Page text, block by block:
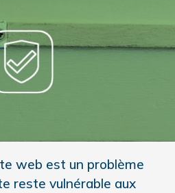
web est un problème
reste vulnérable aux